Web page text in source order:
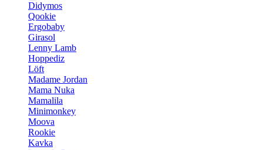
Didymos
Qookie
Ergobaby
Girasol
Lenny Lamb
Hoppediz
Löft
Madame Jordan
Mama Nuka
Mamalila
Minimonkey
Moova
Rookie
Kavka